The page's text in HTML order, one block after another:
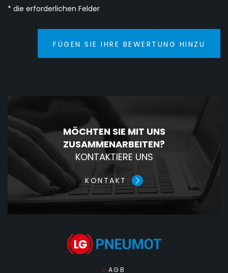
* die erforderlichen Felder
FÜGEN SIE IHRE BEWERTUNG HINZU
MÖCHTEN SIE MIT UNS
ZUSAMMENARBEITEN?
KONTAKTIERE UNS
KONTAKT
AGB